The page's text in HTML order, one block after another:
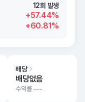
***.**
12회 발생
+57.44%
+60.81%
배당
배당없음
수익률 ---